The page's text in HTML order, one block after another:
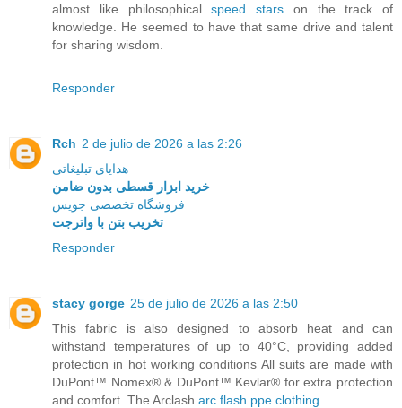
almost like philosophicalspeed stars on the track of
knowledge. He seemed to have that same drive and talent
for sharing wisdom.
Responder
Rch 2 de julio de 2026 a las 2:26
هدایای تبلیغاتی
خرید ابزار قسطی بدون ضامن
فروشگاه تخصصی جویس
تخریب بتن با واترجت
Responder
stacy gorge 25 de julio de 2026 a las 2:50
This fabric is also designed to absorb heat and can
withstand temperatures of up to 40°C, providing added
protection in hot working conditions All suits are made with
DuPont™ Nomex® & DuPont™ Kevlar® for extra protection
and comfort. The Arclash arc flash ppe clothing